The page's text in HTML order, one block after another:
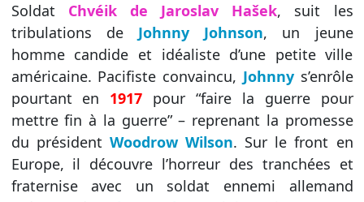
Soldat Chvéik de Jaroslav Hašek, suit les
tribulations de Johnny Johnson, un jeune
homme candide et idéaliste d’une petite ville
américaine. Pacifiste convaincu, Johnnys’enrôle
pourtant en 1917 pour “faire la guerre pour
mettre fin à la guerre” – reprenant la promesse
du président Woodrow Wilson. Sur le front en
Europe, il découvre l’horreur des tranchées et
fraternise avec un soldat ennemi allemand